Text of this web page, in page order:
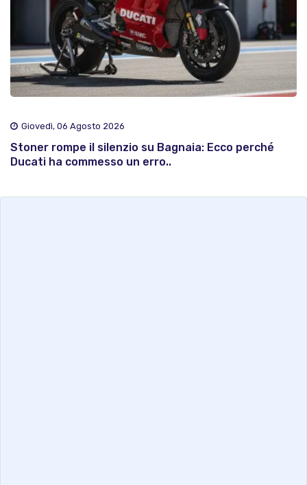
Giovedì, 06 Agosto 2026
Stoner rompe il silenzio su Bagnaia: Ecco perché
Ducati ha commesso un erro..